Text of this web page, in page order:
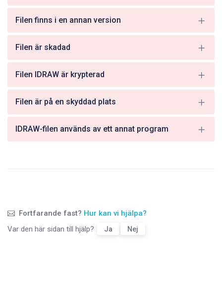
Filen finns i en annan version
Filen är skadad
Filen IDRAW är krypterad
Filen är på en skyddad plats
IDRAW-filen används av ett annat program
Fortfarande fast? Hur kan vi hjälpa?
Var den här sidan till hjälp?
Ja Nej